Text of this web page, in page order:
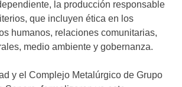
la producción responsable
que incluyen ética en los
humanos, relaciones comunitarias,
medio ambiente y gobernanza.
y el Complejo Metalúrgico de Grupo